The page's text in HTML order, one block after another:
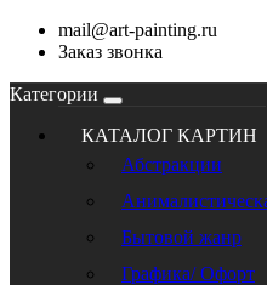
mail@art-painting.ru
Заказ звонка
Категории
КАТАЛОГ КАРТИН
Абстракции
Бытовой жанр
Графика/ Офорт